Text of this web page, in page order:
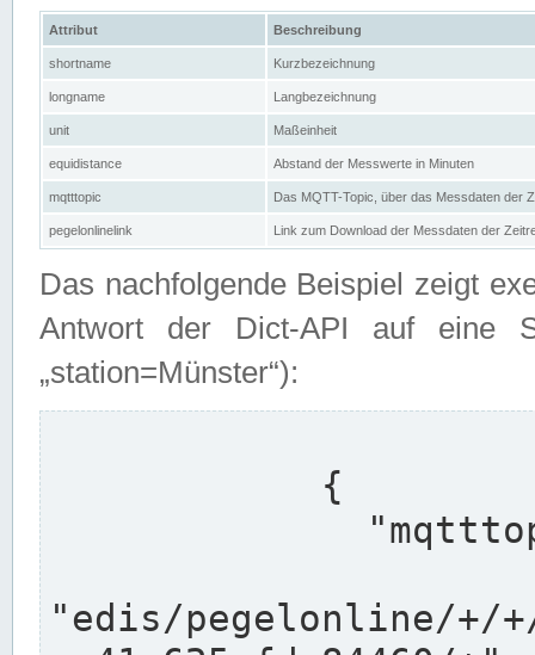
Attribut Beschreibung
shortname Kurzbezeichnung
longname Langbezeichnung
unit Maßeinheit
equidistance Abstand der Messwerte in Minuten
mqtttopic Das MQTT-Topic, über das Messdaten der
pegelonlinelink Link zum Download der Messdaten der
Das nachfolgende Beispiel zeigt
Antwort der Dict-API auf eine
„station=Münster“):
"edis/pegelonline/+/